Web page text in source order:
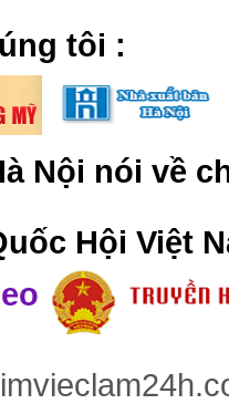
tôi :
Nội nói về
Hội Việt